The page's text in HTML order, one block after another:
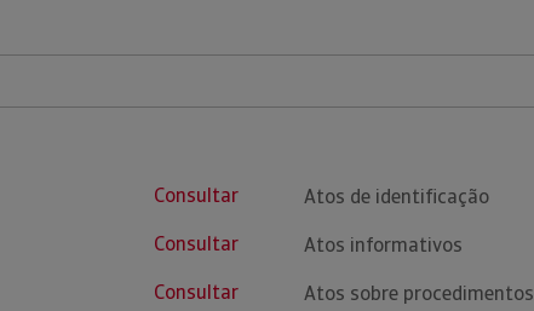
Consultar
Consultar
Consultar
Atos de identificação
Atos informativos
Atos sobre procedimentos